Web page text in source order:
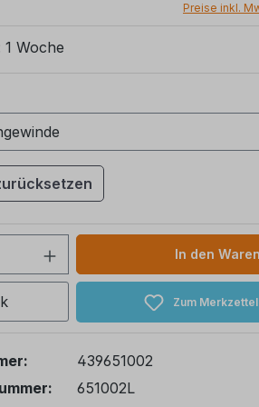
Preise inkl.
1 Woche
Anzahl: Gib denIn den
Zum
439651002
651002L